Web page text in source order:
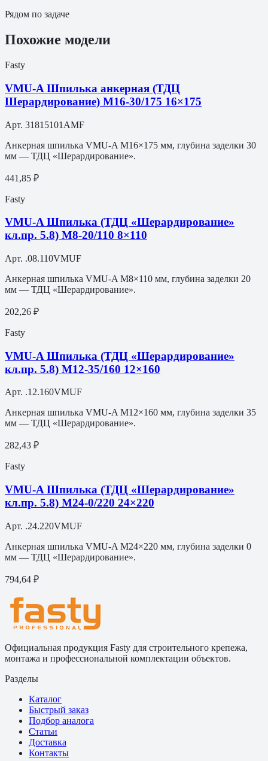
Рядом по задаче
Похожие модели
Fasty
VMU-A Шпилька анкерная (ТДЦ
Шерардирование) M16-30/175 16×175
Арт. 31815101AMF
Анкерная шпилька VMU-A M16×175 мм, глубина заделки 30
мм — ТДЦ «Шерардирование».
441,85 ₽
Fasty
VMU-A Шпилька (ТДЦ «Шерардирование»
кл.пр. 5.8) M8-20/110 8×110
Арт. .08.110VMUF
Анкерная шпилька VMU-A M8×110 мм, глубина заделки 20
мм — ТДЦ «Шерардирование».
202,26 ₽
Fasty
VMU-A Шпилька (ТДЦ «Шерардирование»
кл.пр. 5.8) M12-35/160 12×160
Арт. .12.160VMUF
Анкерная шпилька VMU-A M12×160 мм, глубина заделки 35
мм — ТДЦ «Шерардирование».
282,43 ₽
Fasty
VMU-A Шпилька (ТДЦ «Шерардирование»
кл.пр. 5.8) M24-0/220 24×220
Арт. .24.220VMUF
Анкерная шпилька VMU-A M24×220 мм, глубина заделки 0
мм — ТДЦ «Шерардирование».
794,64 ₽
Официальная продукция Fasty для строительного крепежа,
монтажа и профессиональной комплектации объектов.
Разделы
Каталог
Быстрый заказ
Подбор аналога
Статьи
Доставка
Контакты